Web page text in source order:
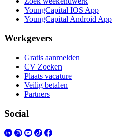
YoungCapital IOS App
YoungCapital Android App
Werkgevers
Gratis aanmelden
CV Zoeken
Plaats vacature
Veilig betalen
Partners
Social